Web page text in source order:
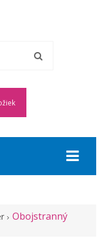
Obojstranný